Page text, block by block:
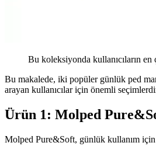
Bu koleksiyonda kullanıcıların en
Bu makalede, iki popüler günlük ped
arayan kullanıcılar için önemli
Ürün 1: Molped
Molped Pure&Soft, günlük kullanım